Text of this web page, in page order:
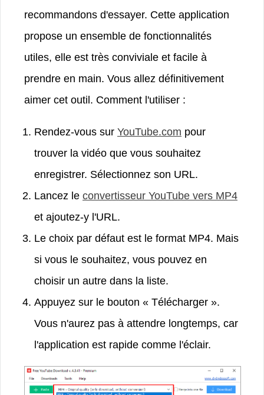
recommandons d'essayer. Cette application
propose un ensemble de fonctionnalités
utiles, elle est très conviviale et facile à
prendre en main. Vous allez définitivement
aimer cet outil. Comment l'utiliser :
Rendez-vous sur YouTube.com pour
trouver la vidéo que vous souhaitez
enregistrer. Sélectionnez son URL.
Lancez le convertisseur YouTube vers MP4
et ajoutez-y l'URL.
Le choix par défaut est le format MP4. Mais
si vous le souhaitez, vous pouvez en
choisir un autre dans la liste.
Appuyez sur le bouton « Télécharger ».
Vous n'aurez pas à attendre longtemps, car
l'application est rapide comme l'éclair.